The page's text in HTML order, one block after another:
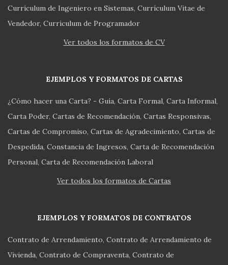
Currículum de Ingeniero en Sistemas Currículum Vitae de
Vendedor Currículum de Programador
Ver todos los formatos de CV
EJEMPLOS Y FORMATOS DE CARTAS
¿Cómo hacer una Carta? - Guía Carta Formal Carta Informal
Carta Poder Cartas de Recomendación Cartas Responsivas
Cartas de Compromiso Cartas de Agradecimiento Cartas de
Despedida Constancia de Ingresos Carta de Recomendación
Personal Carta de Recomendación Laboral
Ver todos los formatos de Cartas
EJEMPLOS Y FORMATOS DE CONTRATOS
Contrato de Arrendamiento Contrato de Arrendamiento de
Vivienda Contrato de Compraventa Contrato de